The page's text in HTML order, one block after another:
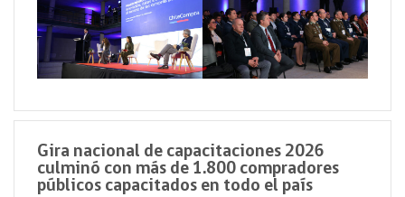
Gira nacional de capacitaciones 2026
culminó con más de 1.800 compradores
públicos capacitados en todo el país